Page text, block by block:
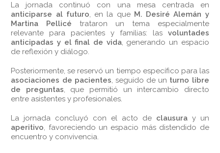
La jornada continuó con una mesa centrada en
anticiparse al futuro, en la que M. Desiré Alemán y
Martina Pellicé trataron un tema especialmente
relevante para pacientes y familias: las voluntades
anticipadas y el final de vida, generando un espacio
de reflexión y diálogo.
Posteriormente, se reservó un tiempo específico para las
asociaciones de pacientes, seguido de un turno libre
de preguntas, que permitió un intercambio directo
entre asistentes y profesionales.
La jornada concluyó con el acto de clausuray un
aperitivo, favoreciendo un espacio más distendido de
encuentro y convivencia.